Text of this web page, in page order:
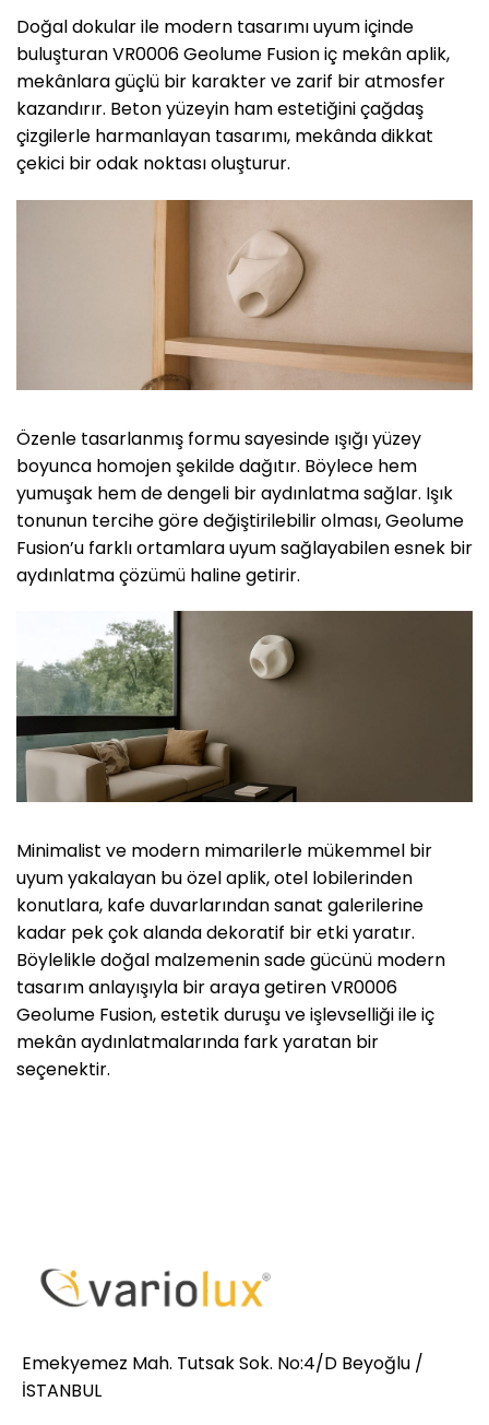
Doğal dokular ile modern tasarımı uyum içinde
buluşturan VR0006 Geolume Fusion iç mekân aplik,
mekânlara güçlü bir karakter ve zarif bir atmosfer
kazandırır. Beton yüzeyin ham estetiğini çağdaş
çizgilerle harmanlayan tasarımı, mekânda dikkat
çekici bir odak noktası oluşturur.
Özenle tasarlanmış formu sayesinde ışığı yüzey
boyunca homojen şekilde dağıtır. Böylece hem
yumuşak hem de dengeli bir aydınlatma sağlar. Işık
tonunun tercihe göre değiştirilebilir olması, Geolume
Fusion’u farklı ortamlara uyum sağlayabilen esnek bir
aydınlatma çözümü haline getirir.
Minimalist ve modern mimarilerle mükemmel bir
uyum yakalayan bu özel aplik, otel lobilerinden
konutlara, kafe duvarlarından sanat galerilerine
kadar pek çok alanda dekoratif bir etki yaratır.
Böylelikle doğal malzemenin sade gücünü modern
tasarım anlayışıyla bir araya getiren VR0006
Geolume Fusion, estetik duruşu ve işlevselliği ile iç
mekân aydınlatmalarında fark yaratan bir
seçenektir.
Emekyemez Mah. Tutsak Sok. No:4/D Beyoğlu /
İSTANBUL